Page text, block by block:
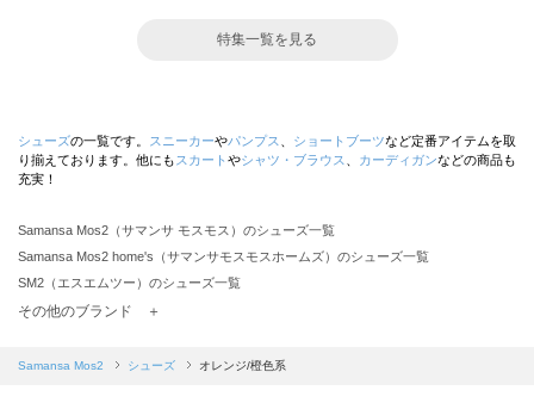
特集一覧を見る
シューズの一覧です。 スニーカーやパンプス ショートブーツなど定番アイテムを取
り揃えております。他にも スカート やシャツ・ブラウス カーディガンなどの商品も
充実！
Samansa Mos2（サマンサ モスモス）のシューズ一覧
Samansa Mos2 home's（サマンサモスモスホームズ）のシューズ一覧
SM2（エスエムツー）のシューズ一覧
TSUHARU by Samansa Mos2（ツハルバイサマンサモスモス）のシューズ一覧
Samansa Mos2 blue（サマンサモスモス ブルー）のシューズ一覧
その他のブランド ＋
Samansa Mos2 シューズ オレンジ/橙色系